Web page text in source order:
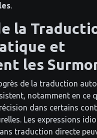
la
et
les
de la traduction
notamment en ce
dans certains
Les expressions
traduction directe